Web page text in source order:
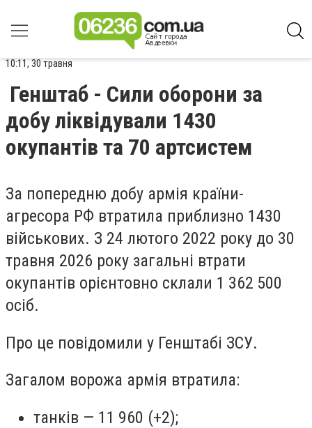
10:11, 30 травня
Генштаб - Сили оборони за
добу ліквідували 1430
окупантів та 70 артсистем
За попередню добу армія країни-
агресора РФ втратила приблизно 1430
військових. З 24 лютого 2022 року до 30
травня 2026 року загальні втрати
окупантів орієнтовно склали 1 362 500
осіб.
Про це повідомили у Генштабі ЗСУ.
Загалом ворожа армія втратила:
танків — 11 960 (+2);